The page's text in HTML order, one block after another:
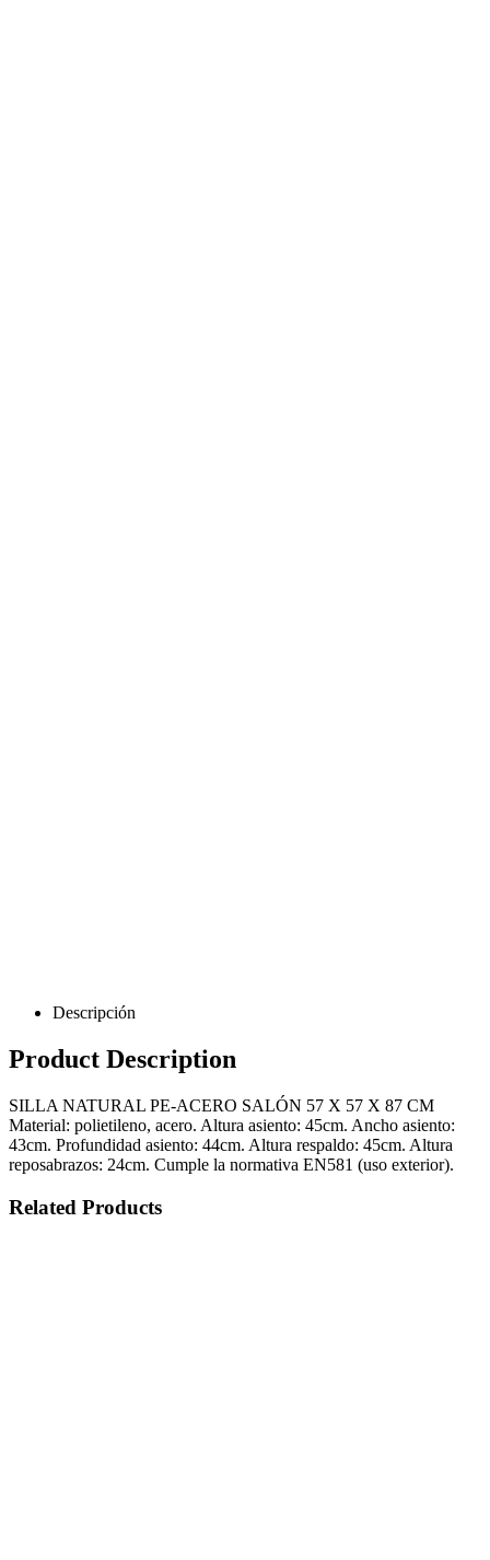
Descripción
Product Description
SILLA NATURAL PE-ACERO SALÓN 57 X 57 X 87 CM
Material: polietileno, acero. Altura asiento: 45cm. Ancho asiento:
43cm. Profundidad asiento: 44cm. Altura respaldo: 45cm. Altura
reposabrazos: 24cm. Cumple la normativa EN581 (uso exterior).
Related Products